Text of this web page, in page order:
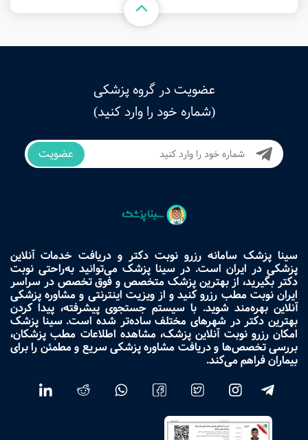
عضویت در گروه پزشکی
(شماره خود را وارد کنید)
عضویت
سینا پزشک سامانه رزرو نوبت دکتر و دریافت خدمات آنلاین
پزشکی در ایران است. در سینا پزشک می‌توانید به‌راحتی نوبت
دکتر بگیرید، از بهترین پزشک متخصص و فوق تخصص در سراسر
ایران نوبت مطب رزرو کنید و از ویزیت اینترنتی و مشاوره پزشکی
آنلاین بهره‌مند شوید. با سیستم جستجوی پیشرفته، پیدا کردن
بهترین دکتر در شهرهای مختلف ساده‌تر شده است. سینا پزشک
امکان رزرو نوبت آنلاین پزشک، مشاهده اطلاعات مطب پزشکان،
بررسی تخصص‌ها و دریافت مشاوره پزشکی سریع و مطمئن را برای
بیماران فراهم می‌کند.